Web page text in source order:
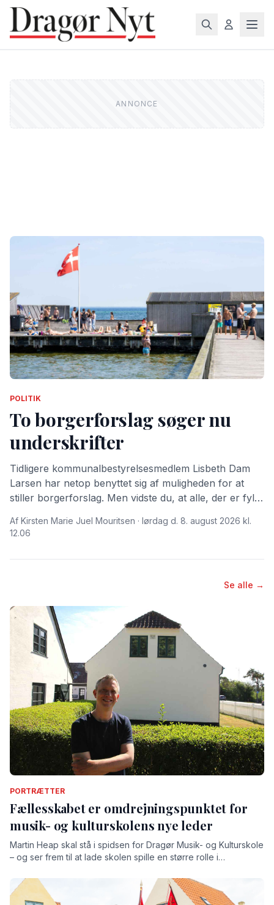
POLITIK
To borgerforslag søger nu
underskrifter
Tidligere kommunalbestyrelsesmedlem Lisbeth Dam
Larsen har netop benyttet sig af muligheden for at
stiller borgerforslag. Men vidste du, at alle, der er fyldt
borgerforslag?
Af Kirsten Marie Juel Mouritsen · lørdag d. 8. august 2026 kl.
12.06
Se alle →
PORTRÆTTER
Fællesskabet er omdrejningspunktet for
musik- og kulturskolens nye leder
Martin Heap skal stå i spidsen for Dragør Musik- og Kulturskole
– og ser frem til at lade skolen spille en større rolle i